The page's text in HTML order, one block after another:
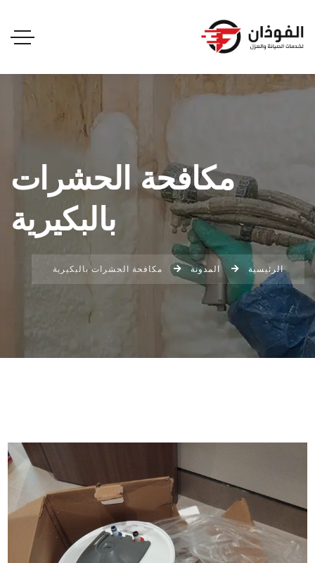
مكافحة الحشرات
بالبكيرية
الرئيسية المدونة مكافحة الحشرات بالبكيرية